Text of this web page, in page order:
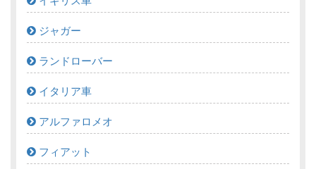
ジャガー
ランドローバー
イタリア車
アルファロメオ
フィアット